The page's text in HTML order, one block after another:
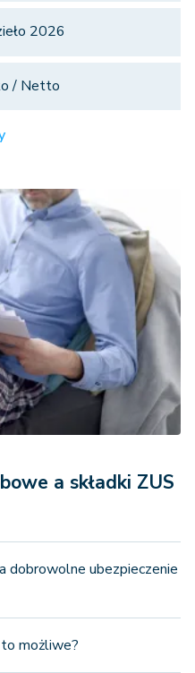
2026
/ Netto
a składki ZUS
dobrowolne ubezpieczenie
możliwe?